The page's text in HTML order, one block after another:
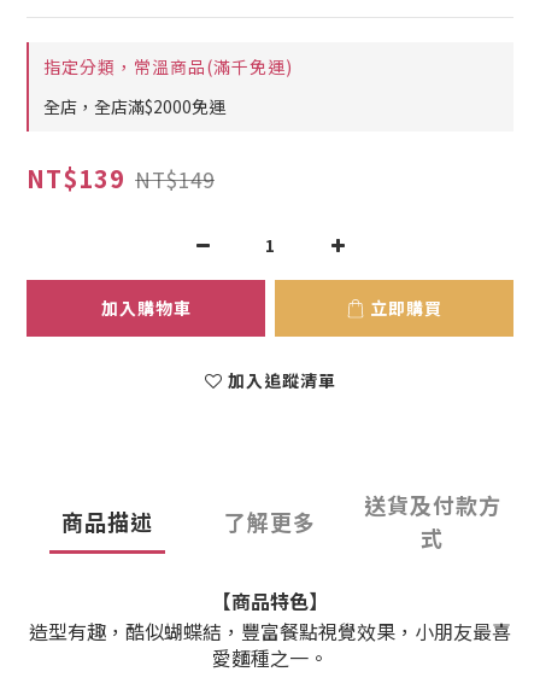
指定分類，常溫商品(滿千免運)
全店，全店滿$2000免運
NT$139 NT$149
加入購物車 立即購買
加入追蹤清單
商品描述 了解更多
送貨及付款方
式
【商品特色】
造型有趣，酷似蝴蝶結，豐富餐點視覺效果，小朋友最喜
愛麵種之一。